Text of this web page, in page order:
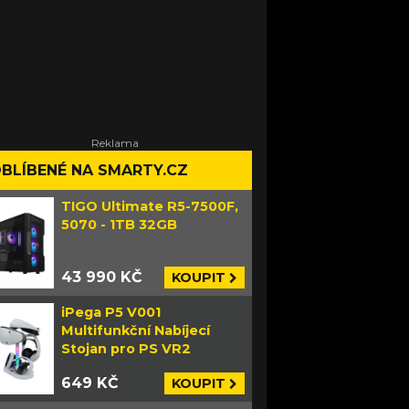
NA SMARTY.CZ
TIGO Ultimate R5-7500F,
5070 - 1TB 32GB
43 990 KČ KOUPIT
iPega P5 V001
Multifunkční Nabíjecí
Stojan pro PS VR2
649 KČ KOUPIT